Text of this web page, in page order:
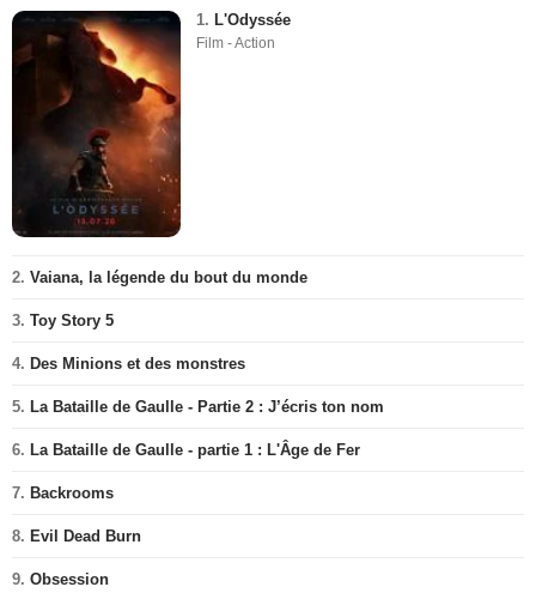
1. L'Odyssée
Film - Action
2. Vaiana, la légende du bout du monde
3. Toy Story 5
4. Des Minions et des monstres
5. La Bataille de Gaulle - Partie 2 : J’écris ton nom
6. La Bataille de Gaulle - partie 1 : L'Âge de Fer
7. Backrooms
8. Evil Dead Burn
9. Obsession